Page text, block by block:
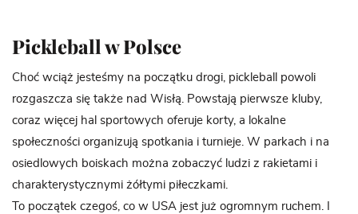
Pickleball w Polsce
Choć wciąż jesteśmy na początku drogi, pickleball powoli
rozgaszcza się także nad Wisłą. Powstają pierwsze kluby,
coraz więcej hal sportowych oferuje korty, a lokalne
społeczności organizują spotkania i turnieje. W parkach i na
osiedlowych boiskach można zobaczyć ludzi z rakietami i
charakterystycznymi żółtymi piłeczkami.
To początek czegoś, co w USA jest już ogromnym ruchem. I